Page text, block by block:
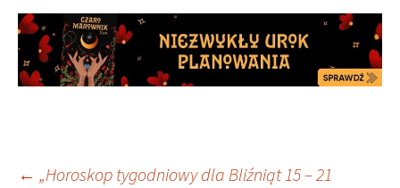
← „Horoskop tygodniowy dla Bliźniąt 15 – 21